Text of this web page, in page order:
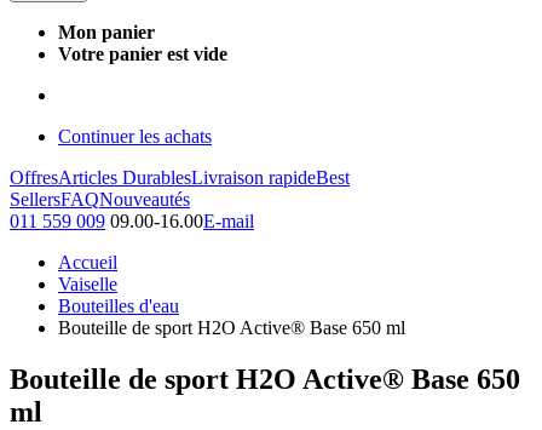
Mon panier
Votre panier est vide
Continuer les achats
OffresArticles DurablesLivraison rapideBest
SellersFAQNouveautés
011 559 009 09.00-16.00E-mail
Accueil
Vaiselle
Bouteilles d'eau
Bouteille de sport H2O Active® Base 650 ml
Bouteille de sport H2O Active® Base 650
ml